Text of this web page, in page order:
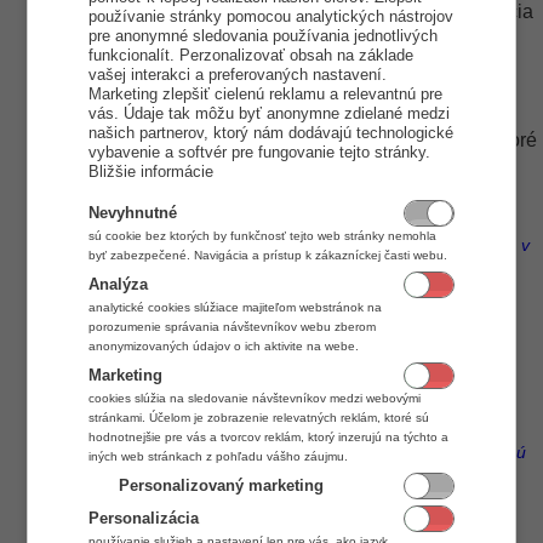
Ak boli nadefinované množstvá správne, aplikácia
zobrazí pred vyúčtovaním hlásenie, či si prajete
aplikovať predpripravené množstvá pre
spracovanie.
Vyberte spôsob účtovania tovaru.
V zozname položiek je v stĺpci "Vy." je vidieť, ktoré
položky a aké množstvá budú účtované.
Aplikácia zobrazí hlásenie, že niektoré položky
nebudú účtované, kliknite na tlačidloÁno
(Čo je v
tomto prípade v poriadku, budú účtované ďalším
dokladom.)
Vytvorí sa faktúra, ktorá bude obsahovať len
účtované položky, teda len tie na ktorých bolo
nahodené "
" v objednávke.
Automaticky po vyúčtovaní sa na objednávke v
stĺpci "Mn. dod." doplní množstvo, ktoré bolo
vyúčtované. (Položky, ktoré boli celkovo vybavené, sú
označené zelenou farbou.)
Doúčtovanie nedodaného tovaru
- ak došlo k
naskladneniu aj zostávajúcich položiek z obejdnávky,
používanie stránky pomocou analytických nástrojov
pre anonymné sledovania používania jednotlivých
funkcionalít. Perzonalizovať obsah na základe
vašej interakci a preferovaných nastavení.
Marketing zlepšiť cielenú reklamu a relevantnú pre
vás. Údaje tak môžu byť anonymne zdielané medzi
našich partnerov, ktorý nám dodávajú technologické
vybavenie a softvér pre fungovanie tejto stránky.
Bližšie informácie
Nevyhnutné
sú cookie bez ktorých by funkčnosť tejto web stránky nemohla
byť zabezpečené. Navigácia a prístup k zákazníckej časti webu.
Analýza
analytické cookies slúžiace majiteľom webstránok na
porozumenie správania návštevníkov webu zberom
anonymizovaných údajov o ich aktivite na webe.
Marketing
cookies slúžia na sledovanie návštevníkov medzi webovými
stránkami. Účelom je zobrazenie relevatných reklám, ktoré sú
hodnotnejšie pre vás a tvorcov reklám, ktorý inzerujú na týchto a
iných web stránkach z pohľadu vášho záujmu.
Personalizovaný marketing
Personalizácia